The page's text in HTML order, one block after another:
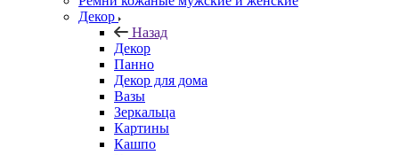
Декор
Назад
Декор
Панно
Декор для дома
Вазы
Зеркальца
Картины
Кашпо